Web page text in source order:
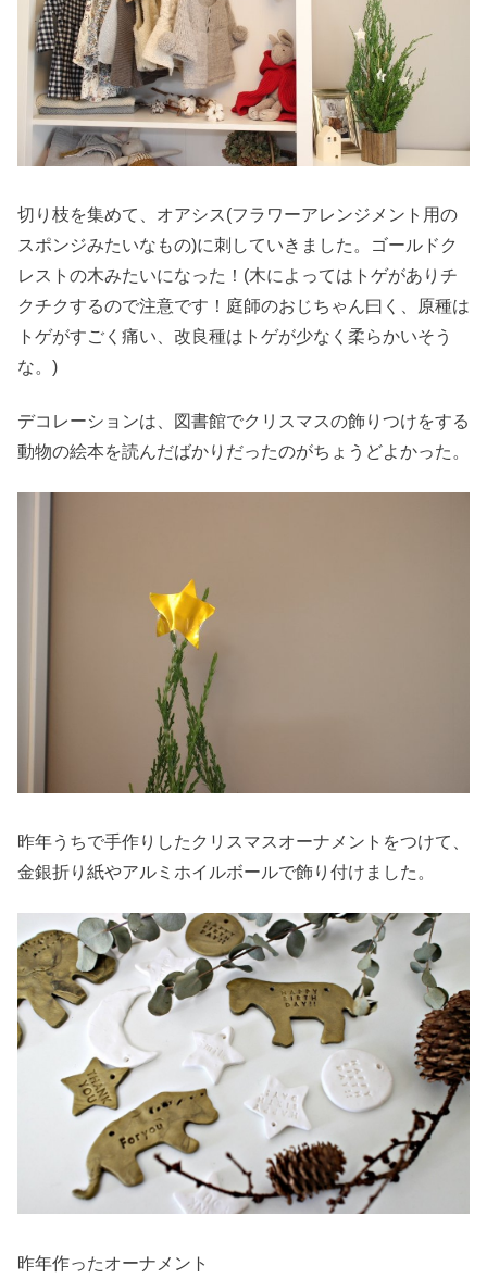
切り枝を集めて、オアシス(フラワーアレンジメント用の
スポンジみたいなもの)に刺していきました。ゴールドク
レストの木みたいになった！(木によってはトゲがありチ
クチクするので注意です！庭師のおじちゃん曰く、原種は
トゲがすごく痛い、改良種はトゲが少なく柔らかいそう
な。)
デコレーションは、図書館でクリスマスの飾りつけをする
動物の絵本を読んだばかりだったのがちょうどよかった。
昨年うちで手作りしたクリスマスオーナメントをつけて、
金銀折り紙やアルミホイルボールで飾り付けました。
昨年作ったオーナメント